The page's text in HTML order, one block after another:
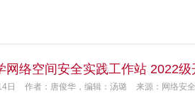
网络空间安全实践工作站 2022
日 作者：唐俊华，编辑：汤璐 来源：网络安